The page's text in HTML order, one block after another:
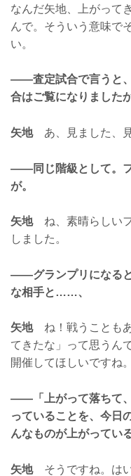
なんだ矢地、上がって
んで。そういう意味で
い。
——査定試合で言うと
合はご覧になりましたか
矢地あ、見ました、見
——同じ階級として。
が。
矢地ね、素晴らしいフ
しました。
——グランプリになる
な相手と……、
矢地ね！戦うこともあ
てきたな」って思うん
開催してほしいですね。
——「上がって落ちて
っていることを、今日
んなものが上がってい
矢地そうですね。はい